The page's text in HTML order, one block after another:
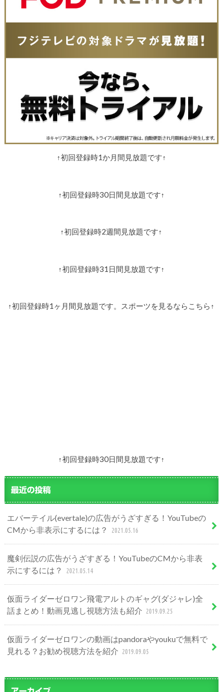
↑初回登録時1か月間見放題です↑
↑初回登録時30日間見放題です↑
↑初回登録時2週間見放題です↑
↑初回登録時31日間見放題です↑
↑初回登録時1ヶ月間見放題です。スポーツを見るならこちら↑
↑初回登録時30日間見放題です↑
最近の投稿
エバーテイル(evertale)の広告がうざすぎる！YouTubeの
CMから非表示にするには？
2021.05.16
魔剣伝説の広告がうざすぎる！YouTubeのCMから非表
示にするには？
2021.05.14
仮面ライダーゼロワン飛電アルトのギャグ(ダジャレ)全
話まとめ！動画見逃し視聴方法も紹介 2019.09.25
仮面ライダーゼロワンの動画はpandoraやyoukuで無料で
見れる？お勧め視聴方法を紹介 2019.09.05